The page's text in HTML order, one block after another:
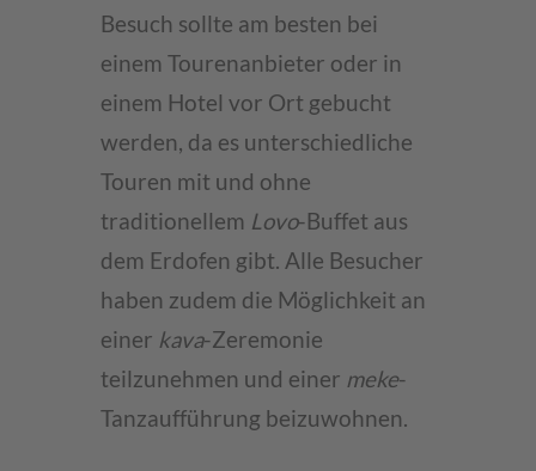
Besuch sollte am besten bei
einem Tourenanbieter oder in
einem Hotel vor Ort gebucht
werden, da es unterschiedliche
Touren mit und ohne
traditionellem Lovo-Buffet aus
dem Erdofen gibt. Alle Besucher
haben zudem die Möglichkeit an
einer kava-Zeremonie
teilzunehmen und einer meke-
Tanzaufführung beizuwohnen.